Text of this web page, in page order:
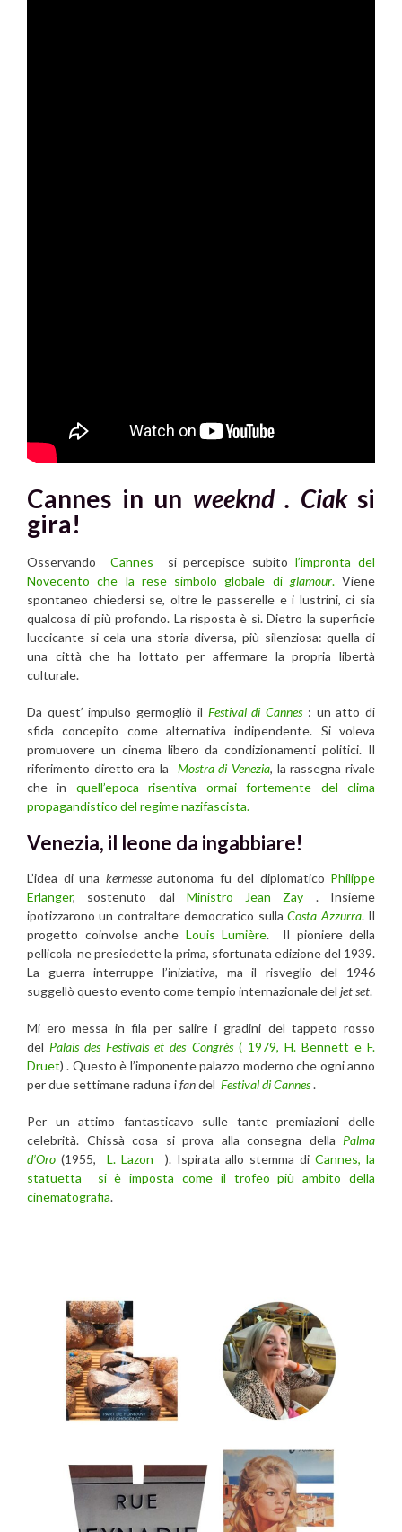
Cannes in un weeknd . Ciaksi
gira!
Osservando Cannes si percepisce subito l’impronta del
Novecento che la rese simbolo globale di glamour.Viene
spontaneo chiedersi se, oltre le passerelle e i lustrini, ci sia
qualcosa di più profondo. La risposta è sì. Dietro la superficie
luccicante si cela una storia diversa, più silenziosa: quella di
una città che ha lottato per affermare la propria libertà
culturale.
Da quest’ impulso germogliò il Festival di Cannes: un atto di
sfida concepito come alternativa indipendente. Si voleva
promuovere un cinema libero da condizionamenti politici. Il
riferimento diretto era la Mostra di Venezia, la rassegna rivale
che in quell’epoca risentiva ormai fortemente del clima
propagandistico del regime nazifascista.
Venezia, il leone da ingabbiare!
L’idea di una kermesseautonoma fu del diplomatico Philippe
Erlanger, sostenuto dal Ministro Jean Zay . Insieme
ipotizzarono un contraltare democratico sullaCosta Azzurra. Il
progetto coinvolse anche Louis Lumière. Il pioniere della
pellicola ne presiedette la prima, sfortunata edizione del 1939.
La guerra interruppe l’iniziativa, ma il risveglio del 1946
suggellò questo evento come tempio internazionale del jet set.
Mi ero messa in fila per salire i gradini del tappeto rosso
del Palais des Festivals et des Congrès ( 1979, H. Bennett e F.
Druet) . Questo è l’imponente palazzo moderno che ogni anno
per due settimane raduna ifandel Festival di Cannes.
Per un attimo fantasticavo sulle tante premiazioni delle
celebrità. Chissà cosa si prova alla consegna della Palma
d’Oro (1955, L. Lazon ). Ispirata allo stemma di Cannes, la
statuetta si è imposta come il trofeo più ambito della
cinematografia.